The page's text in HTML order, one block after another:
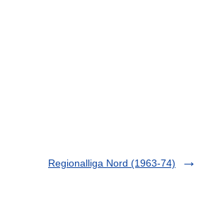
Regionalliga Nord (1963-74)